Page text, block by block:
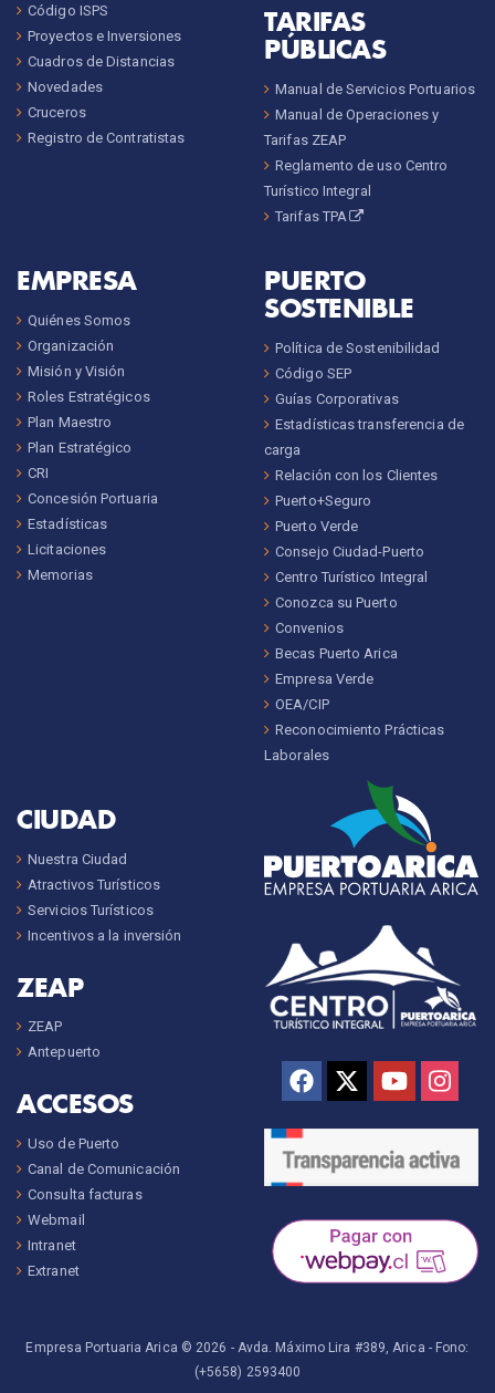
Código ISPS
Proyectos e Inversiones
Cuadros de Distancias
Novedades
Cruceros
Registro de Contratistas
TARIFAS
PÚBLICAS
Manual de Servicios Portuarios
Manual de Operaciones y
Tarifas ZEAP
Reglamento de uso Centro
Turístico Integral
Tarifas TPA
EMPRESA
Quiénes Somos
Organización
Misión y Visión
Roles Estratégicos
Plan Maestro
Plan Estratégico
CRI
Concesión Portuaria
Estadísticas
Licitaciones
Memorias
PUERTO
SOSTENIBLE
Política de Sostenibilidad
Código SEP
Guías Corporativas
Estadísticas transferencia de
carga
Relación con los Clientes
Puerto+Seguro
Puerto Verde
Consejo Ciudad-Puerto
Centro Turístico Integral
Conozca su Puerto
Convenios
Becas Puerto Arica
Empresa Verde
OEA/CIP
Reconocimiento Prácticas
Laborales
CIUDAD
Nuestra Ciudad
Atractivos Turísticos
Servicios Turísticos
Incentivos a la inversión
ZEAP
ZEAP
Antepuerto
ACCESOS
Uso de Puerto
Canal de Comunicación
Consulta facturas
Webmail
Intranet
Extranet
Empresa Portuaria Arica © 2026 - Avda. Máximo Lira #389, Arica - Fono:
(+5658) 2593400